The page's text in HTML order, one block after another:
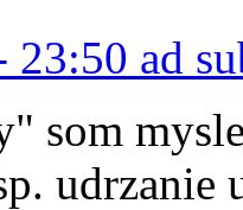
ad
som
udrzanie